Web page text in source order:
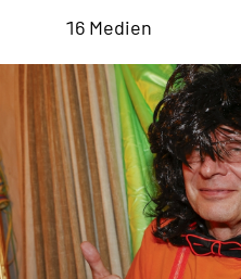
16 Medien